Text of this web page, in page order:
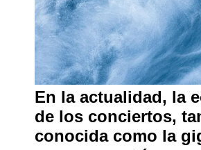
En la actualidad, la
de los conciertos,
conocida como la